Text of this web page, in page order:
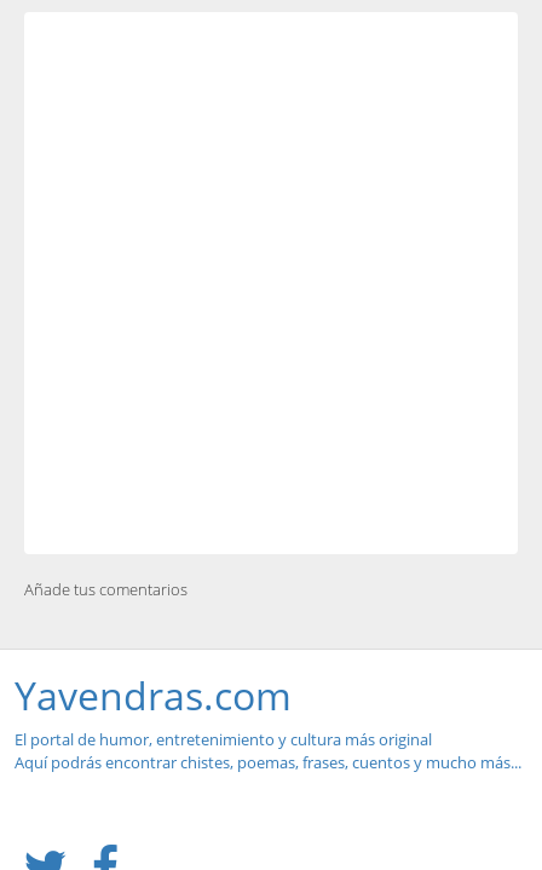
Añade tus comentarios
Yavendras.com
El portal de humor, entretenimiento y cultura más original
Aquí podrás encontrar chistes, poemas, frases, cuentos y mucho más...